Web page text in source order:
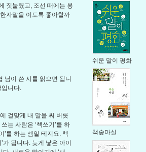
짓눌렸고, 조선 때에는 봉
자말을 이토록 좋아할까
님이 쓴 시를 읽으면 됩니
입니다.
걸맞게 내 말을 써 버릇
는 사람은 ‘책쓰기’를 하
’를 하는 셈일 테지요. 책
가 됩니다. 늦게 낳은 아이
쉬운 말이 평화
책숲마실